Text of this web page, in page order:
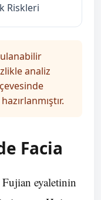
Riskleri
analiz
Facia
eyaletinin